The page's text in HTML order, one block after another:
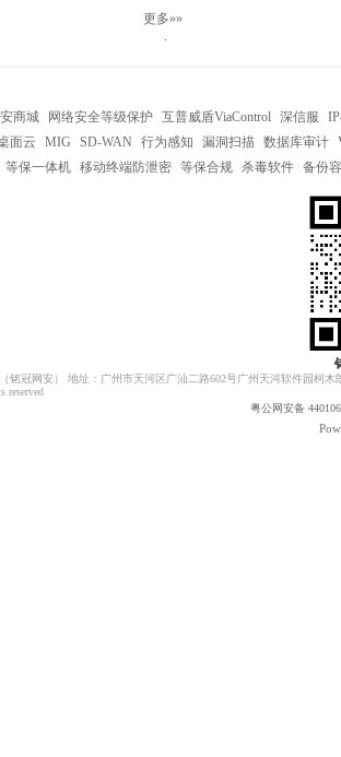
V10.0WINServer基础版三年（防
病毒+补丁管理+资产管理）
更多»»
.
商城 网络安全等级保护 互普威盾ViaControl 深信服
面云 MIG SD-WAN 行为感知 漏洞扫描 数据库审计
等保一体机 移动终端防泄密 等保合规 杀毒软件 备份
铭冠网安 ） 地址：广州市天河区广汕二路602号广州天河软件园柯
reserved
粤公网安备